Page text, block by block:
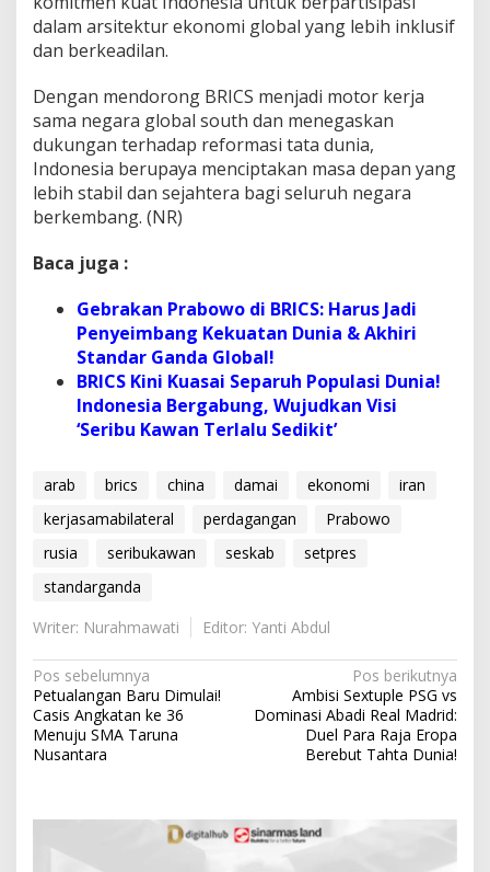
dalam arsitektur ekonomi global yang lebih inklusif
dan berkeadilan.
Dengan mendorong BRICS menjadi motor kerja
sama negara global south dan menegaskan
dukungan terhadap reformasi tata dunia,
Indonesia berupaya menciptakan masa depan yang
lebih stabil dan sejahtera bagi seluruh negara
berkembang. (NR)
Baca juga :
Gebrakan Prabowo di BRICS: Harus Jadi
Penyeimbang Kekuatan Dunia & Akhiri
Standar Ganda Global!
BRICS Kini Kuasai Separuh Populasi Dunia!
Indonesia Bergabung, Wujudkan Visi
‘Seribu Kawan Terlalu Sedikit’
arab brics china damai ekonomi
iran
kerjasamabilateral
perdagangan
Prabowo
rusia
seribukawan seskab
setpres
standarganda
Writer: Nurahmawati
Editor: Yanti Abdul
N
a
v
i
Pos sebelumnya
Petualangan Baru Dimulai!
Casis Angkatan ke 36
Menuju SMA Taruna
Nusantara
Pos berikutnya
Ambisi Sextuple PSG vs
Dominasi Abadi Real Madrid:
Duel Para Raja Eropa
Berebut Tahta Dunia!